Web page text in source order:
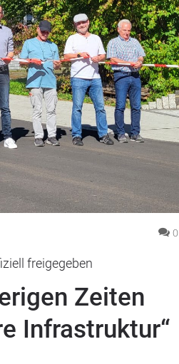
0
freigegeben
Zeiten
Infrastruktur“